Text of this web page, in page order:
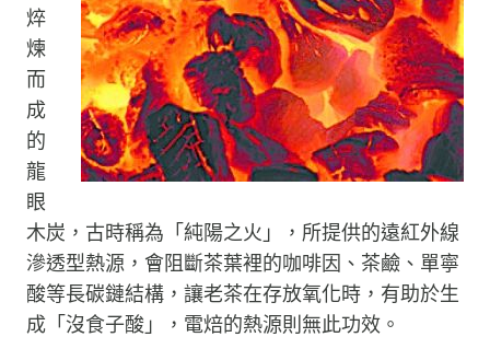
焠
煉
而
成
的
龍
眼
木炭，古時稱為「純陽之火」，所提供的遠紅外線
滲透型熱源，會阻斷茶葉裡的咖啡因、茶鹼、單寧
酸等長碳鏈結構，讓老茶在存放氧化時，有助於生
成「沒食子酸」，電焙的熱源則無此功效。